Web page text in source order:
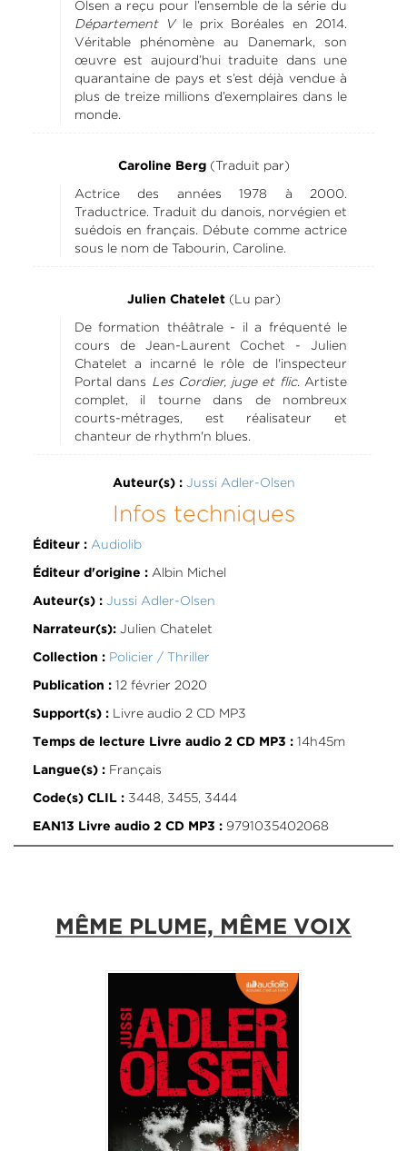
Olsen a reçu pour l’ensemble de la série du
Département Vle prix Boréales en 2014.
Véritable phénomène au Danemark, son
œuvre est aujourd’hui traduite dans une
quarantaine de pays et s’est déjà vendue à
plus de treize millions d’exemplaires dans le
monde.
Caroline Berg(Traduit par)
Actrice des années 1978 à 2000.
Traductrice. Traduit du danois, norvégien et
suédois en français. Débute comme actrice
sous le nom de Tabourin, Caroline.
Julien Chatelet(Lu par)
De formation théâtrale - il a fréquenté le
cours de Jean-Laurent Cochet - Julien
Chatelet a incarné le rôle de l'inspecteur
Portal dans Les Cordier, juge et flic. Artiste
complet, il tourne dans de nombreux
courts-métrages, est réalisateur et
chanteur de rhythm'n blues.
Auteur(s) : Jussi Adler-Olsen
Infos techniques
Éditeur : Audiolib
Éditeur d'origine :Albin Michel
Auteur(s) : Jussi Adler-Olsen
Narrateur(s):Julien Chatelet
Collection : Policier / Thriller
Publication :12 février 2020
Support(s) :Livre audio 2 CD MP3
Temps de lecture Livre audio 2 CD MP3 :14h45m
Langue(s) :Français
Code(s) CLIL :3448, 3455, 3444
EAN13 Livre audio 2 CD MP3 :9791035402068
MÊME PLUME, MÊME VOIX